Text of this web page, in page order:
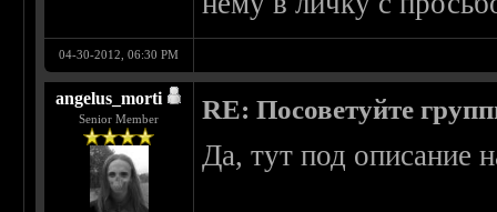
04-30-2012, 06:30 PM
angelus_morti
Senior Member RE: Посоветуйте
Да, тут под описание